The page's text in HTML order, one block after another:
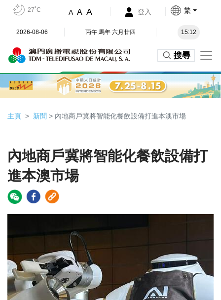
27˚C A A A 登入 繁
2026-08-06 丙午 馬年 六月廿四 15:12
搜尋
主頁 新聞 > 內地商戶冀將智能化餐飲設備打進本澳市場
內地商戶冀將智能化餐飲設備打
進本澳市場